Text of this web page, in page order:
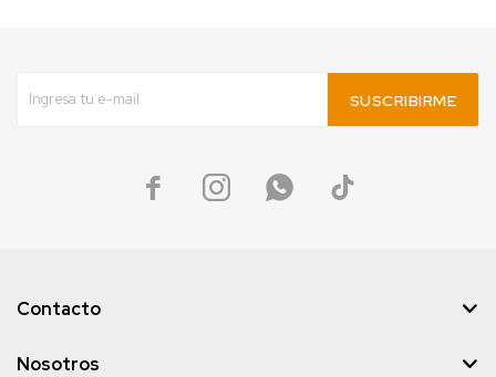
SUSCRIBIRME
   
Contacto
Nosotros